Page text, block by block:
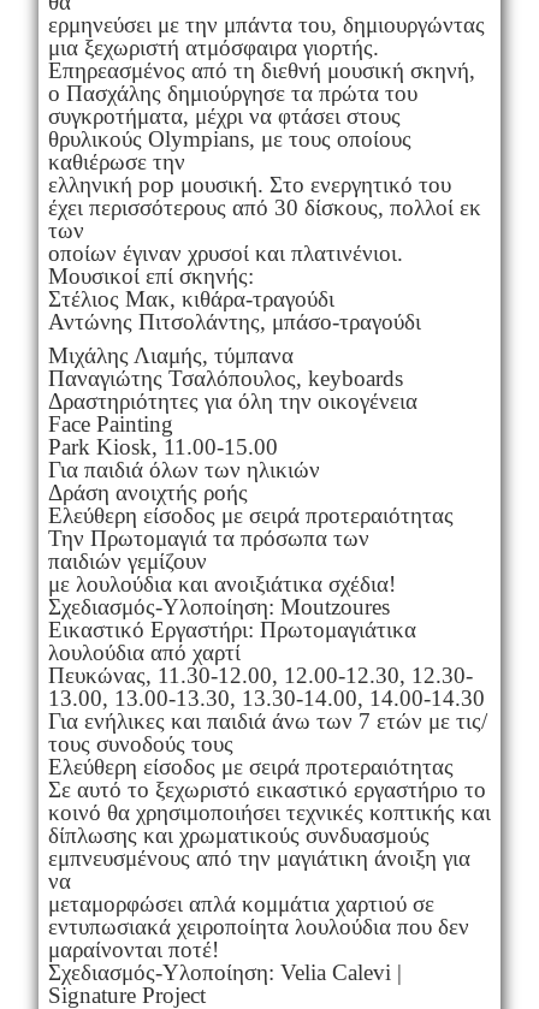
ερμηνεύσει με την μπάντα του, δημιουργώντας
μια ξεχωριστή ατμόσφαιρα γιορτής.
Επηρεασμένος από τη διεθνή μουσική σκηνή,
ο Πασχάλης δημιούργησε τα πρώτα του
συγκροτήματα, μέχρι να φτάσει στους
θρυλικούς Olympians, με τους οποίους
καθιέρωσε την
ελληνική pop μουσική. Στο ενεργητικό του
έχει περισσότερους από 30 δίσκους, πολλοί εκ
των
οποίων έγιναν χρυσοί και πλατινένιοι.
Μουσικοί επί σκηνής:
Στέλιος Μακ, κιθάρα-τραγούδι
Αντώνης Πιτσολάντης, μπάσο-τραγούδι
Μιχάλης Λιαμής, τύμπανα
Παναγιώτης Τσαλόπουλος, keyboards
Δραστηριότητες για όλη την οικογένεια
Face Painting
Park Kiosk, 11.00-15.00
Για παιδιά όλων των ηλικιών
Δράση ανοιχτής ροής
Ελεύθερη είσοδος με σειρά προτεραιότητας
Την Πρωτομαγιά τα πρόσωπα των
παιδιών γεμίζουν
με λουλούδια και ανοιξιάτικα σχέδια!
Σχεδιασμός-Υλοποίηση: Moutzoures
Εικαστικό Εργαστήρι: Πρωτομαγιάτικα
λουλούδια από χαρτί
Πευκώνας, 11.30-12.00, 12.00-12.30, 12.30-
13.00, 13.00-13.30, 13.30-14.00, 14.00-14.30
Για ενήλικες και παιδιά άνω των 7 ετών με τις/
τους συνοδούς τους
Ελεύθερη είσοδος με σειρά προτεραιότητας
Σε αυτό το ξεχωριστό εικαστικό εργαστήριο το
κοινό θα χρησιμοποιήσει τεχνικές κοπτικής και
δίπλωσης και χρωματικούς συνδυασμούς
εμπνευσμένους από την μαγιάτικη άνοιξη για
να
μεταμορφώσει απλά κομμάτια χαρτιού σε
εντυπωσιακά χειροποίητα λουλούδια που δεν
μαραίνονται ποτέ!
Σχεδιασμός-Υλοποίηση: Velia Calevi |
Signature Project